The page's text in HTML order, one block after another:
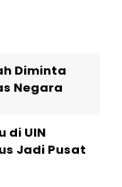
Diminta
Negara
di UIN
Jadi Pusat